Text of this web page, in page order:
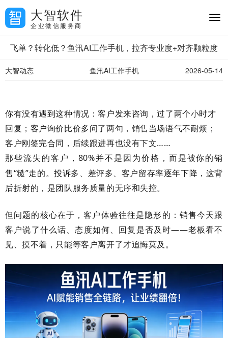
大智软件
企业微信服务商
飞单？转化低？鱼汛AI工作手机，拉齐专业度+对齐颗粒度
大智动态 鱼汛AI工作手机 2026-05-14
你有没有遇到这种情况：客户发来咨询，过了两个小时才
回复；客户询价比价多问了两句，销售当场语气不耐烦；
客户刚签完合同，后续跟进再也没有下文……
那些流失的客户， 80%并不是因为价格，而是被你的销
售“糙”走的。投诉多、差评多、客户留存率逐年下降，这背
后折射的，是团队服务质量的无序和失控。
但问题的核心在于，客户体验往往是隐形的：销售今天跟
客户说了什么话、态度如何、回复是否及时——老板看不
见、摸不着，只能等客户离开了才追悔莫及。